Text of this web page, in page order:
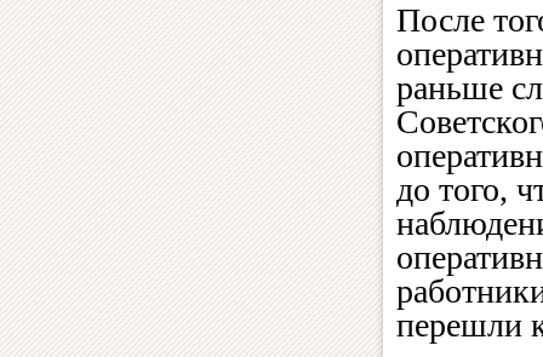
После
раньше
до того,
перешли